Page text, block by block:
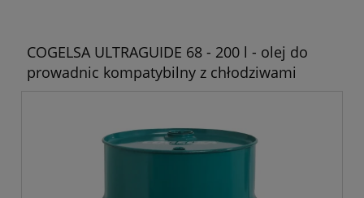
COGELSA ULTRAGUIDE 68 - 200 l - olej do
prowadnic kompatybilny z chłodziwami